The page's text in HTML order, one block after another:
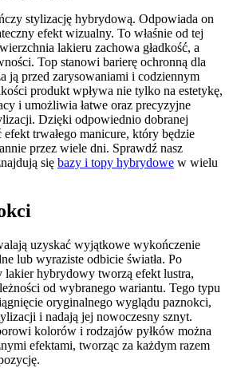
stylizację hybrydową. Odpowiada on
efekt wizualny. To właśnie od tej
lakieru zachowa gładkość, a
Top stanowi barierę ochronną dla
ją przed zarysowaniami i codziennym
produkt wpływa nie tylko na estetykę,
i umożliwia łatwe oraz precyzyjne
Dzięki odpowiednio dobranej
trwałego manicure, który będzie
przez wiele dni. Sprawdź nasz
się bazy i topy hybrydowe w wielu
uzyskać wyjątkowe wykończenie
lub wyraziste odbicie światła. Po
lakier hybrydowy tworzą efekt lustra,
od wybranego wariantu. Tego typu
oryginalnego wyglądu paznokci,
i nadają jej nowoczesny sznyt.
kolorów i rodzajów pyłków można
efektami, tworząc za każdym razem